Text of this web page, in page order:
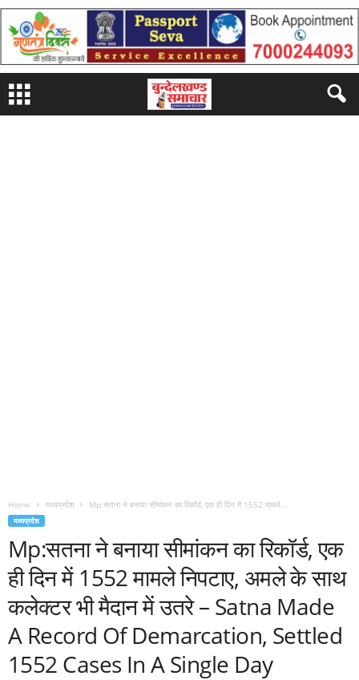
Home मध्यप्रदेश Mp:सतना ने बनाया सीमांकन का रिकॉर्ड, एक ही दिन में 1552 मामले...
मध्यप्रदेश
Mp:सतना ने बनाया सीमांकन का रिकॉर्ड, एक
ही दिन में 1552 मामले निपटाए, अमले के साथ
कलेक्टर भी मैदान में उतरे – Satna Made
A Record Of Demarcation, Settled
1552 Cases In A Single Day